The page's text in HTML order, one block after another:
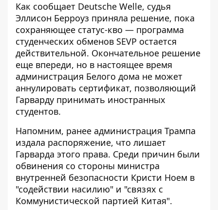
Как сообщает Deutsche Welle, судья
Эллисон Берроуз приняла решение, пока
сохраняющее статус-кво — программа
студенческих обменов SEVP остается
действительной. Окончательное решение
еще впереди, но в настоящее время
администрация Белого дома не может
аннулировать сертификат, позволяющий
Гарварду принимать иностранных
студентов.
Напомним, ранее администрация Трампа
издала распоряжение, что лишает
Гарварда этого права. Среди причин были
обвинения со стороны министра
внутренней безопасности Кристи Ноем в
"содействии насилию" и "связях с
Коммунистической партией Китая".